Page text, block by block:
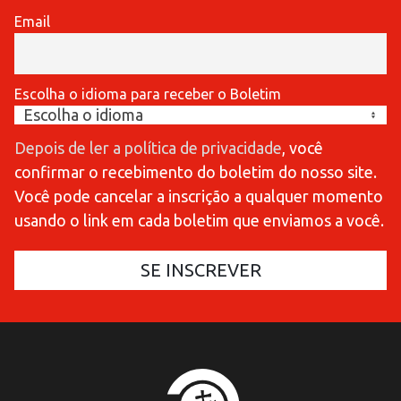
Email
Escolha o idioma para receber o Boletim
Depois de ler a política de privacidade , você
confirmar o recebimento do boletim do nosso site.
Você pode cancelar a inscrição a qualquer momento
usando o link em cada boletim que enviamos a você.